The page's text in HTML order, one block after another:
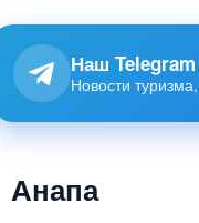
Наш
Новости
Анапа